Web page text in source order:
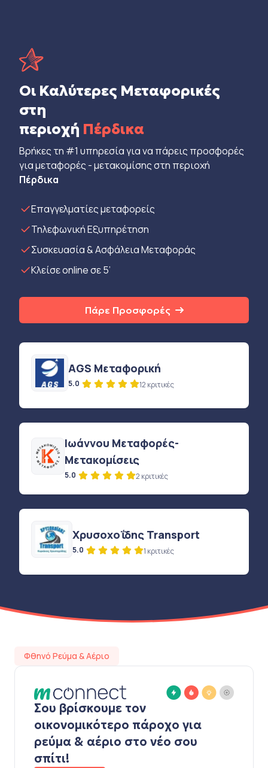
Οι Καλύτερες Μεταφορικές
στη
περιοχή Πέρδικα
Βρήκες τη #1 υπηρεσία για να πάρεις προσφορές
για μεταφορές - μετακομίσης στη περιοχή
Πέρδικα
Eπαγγελματίες μεταφορείς
Τηλεφωνική Εξυπηρέτηση
Συσκευασία & Ασφάλεια Μεταφοράς
Κλείσε online σε 5’
Πάρε Προσφορές
AGS Μεταφορική
5.0 12 κριτικές
Ιωάννου Μεταφορές-
Μετακομίσεις
5.0 2 κριτικές
Χρυσοχοΐδης Transport
5.0 1 κριτικές
Φθηνό Ρεύμα & Αέριο
Σου βρίσκουμε τον
οικονομικότερο πάροχο για
ρεύμα & αέριο στο νέο σου
σπίτι!